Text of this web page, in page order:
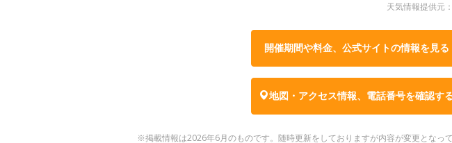
天気情報提供元
開催期間や料金、公式サイトの情報を見る
地図・アクセス情報、電話番号を確認す
※掲載情報は2026年6月のものです。随時更新をしておりますが内容が変更となっ